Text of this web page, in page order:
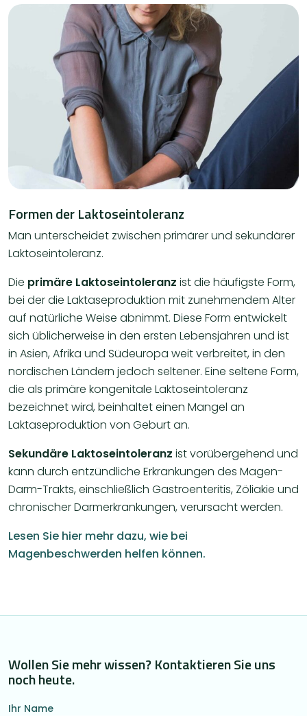
Formen der Laktoseintoleranz
Man unterscheidet zwischen primärer und sekundärer
Laktoseintoleranz.
Die primäre Laktoseintoleranz ist die häufigste Form,
bei der die Laktaseproduktion mit zunehmendem Alter
auf natürliche Weise abnimmt. Diese Form entwickelt
sich üblicherweise in den ersten Lebensjahren und ist
in Asien, Afrika und Südeuropa weit verbreitet, in den
nordischen Ländern jedoch seltener. Eine seltene Form,
die als primäre kongenitale Laktoseintoleranz
bezeichnet wird, beinhaltet einen Mangel an
Laktaseproduktion von Geburt an.
Sekundäre Laktoseintoleranz ist vorübergehend und
kann durch entzündliche Erkrankungen des Magen-
Darm-Trakts, einschließlich Gastroenteritis, Zöliakie und
chronischer Darmerkrankungen, verursacht werden.
Lesen Sie hier mehr dazu, wie bei
Magenbeschwerden helfen können.
Wollen Sie mehr wissen? Kontaktieren Sie uns
noch heute.
Ihr Name